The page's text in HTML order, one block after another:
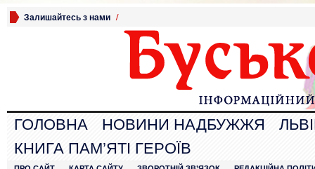
Залишайтесь з нами /
ГОЛОВНА НОВИНИ НАДБУЖЖЯ
КНИГА ПАМ’ЯТІ ГЕРОЇВ